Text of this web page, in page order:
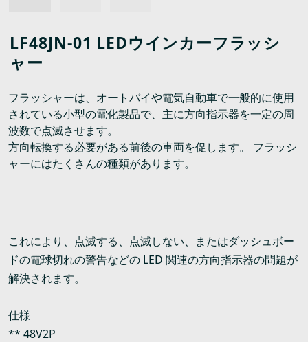
LF48JN-01 LEDウインカーフラッシ
ャー
フラッシャーは、オートバイや電気自動車で一般的に使用
されている小型の電化製品で、主に方向指示器を一定の周
波数で点滅させます。
方向転換する必要がある前後の車両を促します。 フラッシ
ャーにはたくさんの種類があります。
これにより、点滅する、点滅しない、またはダッシュボー
ドの電球切れの警告などの LED 関連の方向指示器の問題が
解決されます。
仕様
** 48V2P